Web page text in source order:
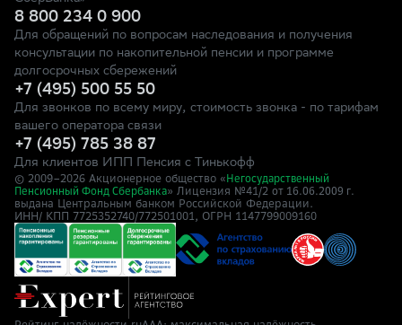
8 800 234 0 900
Для обращений по вопросам наследования и получения
консультации по накопительной пенсии и программе
долгосрочных сбережений
+7 (495) 500 55 50
Для звонков по всему миру, стоимость звонка - по тарифам
вашего оператора связи
+7 (495) 785 38 87
Для клиентов ИПП Пенсия с Тинькофф
© 2009–2026 Акционерное общество « Негосударственный
Пенсионный Фонд Сбербанка» Лицензия №41/2 от 16.06.2009 г.
выдана Центральным банком Российской Федерации.
ИНН/ КПП 7725352740/772501001, ОГРН 1147799009160